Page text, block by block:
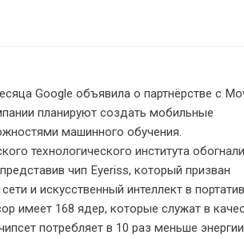
Google объявила о партнёрстве с
планируют создать мобильные
машинного обучения.
технологического института обогнали
чип Eyeriss, который призван
и искусственный интеллект в
имеет 168 ядер, которые служат в
потребляет в 10 раз меньше